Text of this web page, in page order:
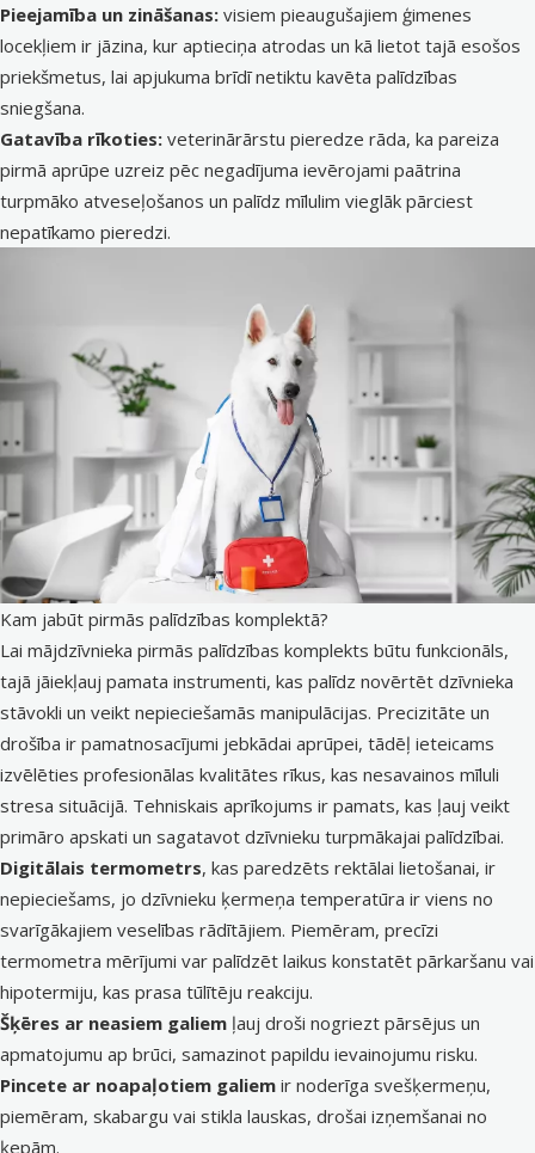
Pieejamība un zināšanas: visiem pieaugušajiem ģimenes
locekļiem ir jāzina, kur aptieciņa atrodas un kā lietot tajā esošos
priekšmetus, lai apjukuma brīdī netiktu kavēta palīdzības
sniegšana.
Gatavība rīkoties: veterinārārstu pieredze rāda, ka pareiza
pirmā aprūpe uzreiz pēc negadījuma ievērojami paātrina
turpmāko atveseļošanos un palīdz mīlulim vieglāk pārciest
nepatīkamo pieredzi.
Kam jabūt pirmās palīdzības komplektā?
Lai mājdzīvnieka pirmās palīdzības komplekts būtu funkcionāls,
tajā jāiekļauj pamata instrumenti, kas palīdz novērtēt dzīvnieka
stāvokli un veikt nepieciešamās manipulācijas. Precizitāte un
drošība ir pamatnosacījumi jebkādai aprūpei, tādēļ ieteicams
izvēlēties profesionālas kvalitātes rīkus, kas nesavainos mīluli
stresa situācijā. Tehniskais aprīkojums ir pamats, kas ļauj veikt
primāro apskati un sagatavot dzīvnieku turpmākajai palīdzībai.
Digitālais termometrs, kas paredzēts rektālai lietošanai, ir
nepieciešams, jo dzīvnieku ķermeņa temperatūra ir viens no
svarīgākajiem veselības rādītājiem. Piemēram, precīzi
termometra mērījumi var palīdzēt laikus konstatēt pārkaršanu vai
hipotermiju, kas prasa tūlītēju reakciju.
Šķēres ar neasiem galiem ļauj droši nogriezt pārsējus un
apmatojumu ap brūci, samazinot papildu ievainojumu risku.
Pincete ar noapaļotiem galiem ir noderīga svešķermeņu,
piemēram, skabargu vai stikla lauskas, drošai izņemšanai no
ķepām.